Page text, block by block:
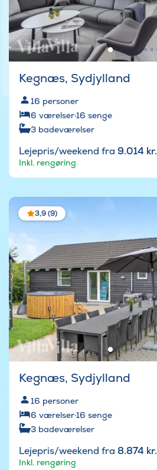
Kegnæs, Sydjylland
16 personer
6 værelser·16 senge
3 badeværelser
Lejepris/weekend fra 9.014 kr.
Inkl. rengøring
3,9 (9)
Kegnæs, Sydjylland
16 personer
6 værelser·16 senge
3 badeværelser
Lejepris/weekend fra 8.874 kr.
Inkl. rengøring